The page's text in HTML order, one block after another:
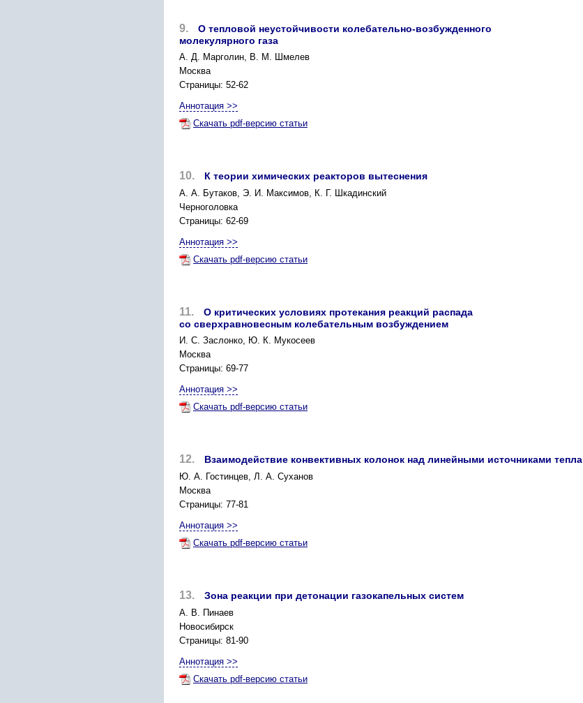
9.
О тепловой неустойчивости колебательно-возбужденного
молекулярного газа
А. Д. Марголин, В. М. Шмелев
Москва
Страницы: 52-62
Аннотация >>
Скачать pdf-версию статьи
10. К теории химических реакторов вытеснения
А. А. Бутаков, Э. И. Максимов, К. Г. Шкадинский
Черноголовка
Страницы: 62-69
Аннотация >>
Скачать pdf-версию статьи
11.
О критических условиях протекания реакций распада
со сверхравновесным колебательным возбуждением
И. С. Заслонко, Ю. К. Мукосеев
Москва
Страницы: 69-77
Аннотация >>
Скачать pdf-версию статьи
12. Взаимодействие конвективных колонок над линейными источниками тепла
Ю. А. Гостинцев, Л. А. Суханов
Москва
Страницы: 77-81
Аннотация >>
Скачать pdf-версию статьи
13. Зона реакции при детонации газокапельных систем
А. В. Пинаев
Новосибирск
Страницы: 81-90
Аннотация >>
Скачать pdf-версию статьи